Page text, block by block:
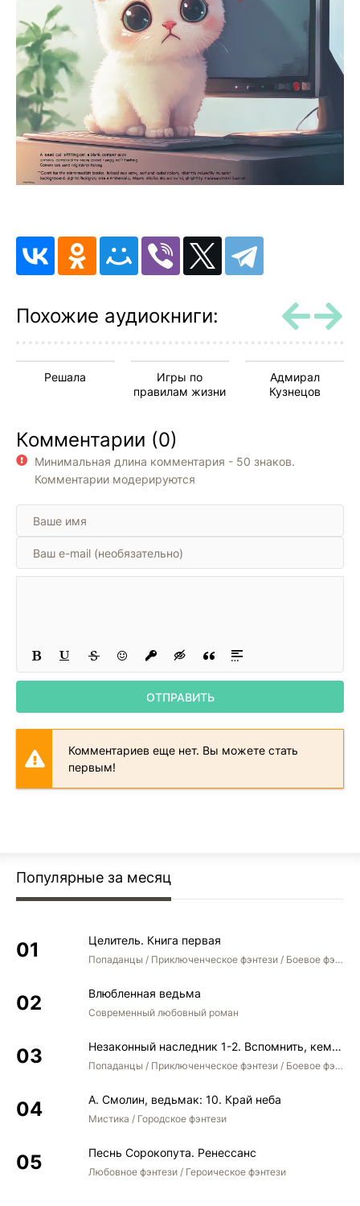
Похожие аудиокниги:
Решала
Игры по
правилам жизни
Адмирал
Кузнецов
Комментарии (0)
Минимальная длина комментария - 50 знаков.
Комментарии модерируются
ОТПРАВИТЬ
Комментариев еще нет. Вы можете стать
первым!
Популярные за месяц
Целитель. Книга первая
Попаданцы / Приключенческое фэнтези / Боевое фэнтези
Влюбленная ведьма
Современный любовный роман
Незаконный наследник 1-2. Вспомнить, кем был. Стать собой. Остаться собой
Попаданцы / Приключенческое фэнтези / Боевое фэнтези / Юмористическое фэнтези
А. Смолин, ведьмак: 10. Край неба
Мистика / Городское фэнтези
Песнь Сорокопута. Ренессанс
Любовное фэнтези / Героическое фэнтези